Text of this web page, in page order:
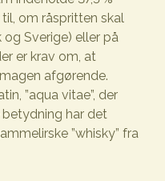
om råspritten skal
og Sverige) eller på
er krav om, at
afgørende.
”aqua vitae”, der
betydning har det
”whisky” fra